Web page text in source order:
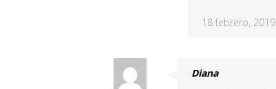
18 febrero, 2019
Diana